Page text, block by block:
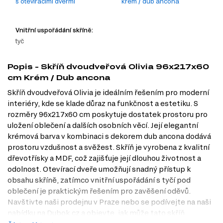
Vnitřní uspořádání skříně:
tyč
Popis - Skříň dvoudveřová Olivia 96x217x60
cm Krém / Dub ancona
Skříň dvoudveřová Olivia je ideálním řešením pro moderní
interiéry, kde se klade důraz na funkčnost a estetiku. S
rozměry 96x217x60 cm poskytuje dostatek prostoru pro
uložení oblečení a dalších osobních věcí. Její elegantní
krémová barva v kombinaci s dekorem dub ancona dodává
prostoru vzdušnost a svěžest. Skříň je vyrobena z kvalitní
dřevotřísky a MDF, což zajišťuje její dlouhou životnost a
odolnost. Otevírací dveře umožňují snadný přístup k
obsahu skříně, zatímco vnitřní uspořádání s tyčí pod
oblečení je praktickým řešením pro zavěšení oděvů.
Navštivte naši prodejnu v Praze nebo se podívejte na naši
nabídku na Dubok.cz a objevte, jak může tato skříň